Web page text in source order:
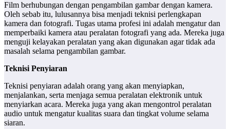
Film berhubungan dengan pengambilan gambar dengan kamera.
Oleh sebab itu, lulusannya bisa menjadi teknisi perlengkapan
kamera dan fotografi. Tugas utama profesi ini adalah mengatur dan
memperbaiki kamera atau peralatan fotografi yang ada. Mereka juga
menguji kelayakan peralatan yang akan digunakan agar tidak ada
masalah selama pengambilan gambar.
Teknisi Penyiaran
Teknisi penyiaran adalah orang yang akan menyiapkan,
menjalankan, serta menjaga semua peralatan elektronik untuk
menyiarkan acara. Mereka juga yang akan mengontrol peralatan
audio untuk mengatur kualitas suara dan tingkat volume selama
siaran.